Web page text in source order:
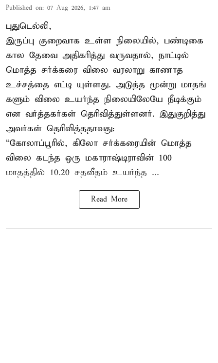
Published on: 07 Aug 2026, 1:47 am
புதுடெல்லி,
இருப்பு குறைவாக உள்ள நிலையில், பண்டிகை
கால தேவை அதிகரித்து வருவதால், நாட்டில்
மொத்த சர்க்கரை விலை வரலாறு காணாத
உச்சத்தை எட்டி யுள்ளது. அடுத்த மூன்று மாதங்
களும் விலை உயர்ந்த நிலையிலேயே நீடிக்கும்
என வர்த்தகர்கள் தெரிவித்துள்ளனர். இதுகுறித்து
அவர்கள் தெரிவித்ததாவது:
“கோலாப்பூரில், கிலோ சர்க்கரையின் மொத்த
விலை கடந்த ஒரு மகாராஷ்டிராவின் 100
மாதத்தில் 10.20 சதவீதம் உயர்ந்த ...
Read More